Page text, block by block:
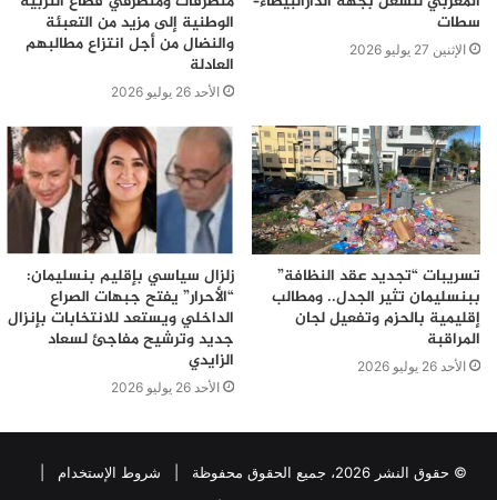
سطات
الإثنين 27 يوليو 2026
الوطنية إلى مزيد من التعبئة
والنضال من أجل انتزاع مطالبهم
العادلة
الأحد 26 يوليو 2026
تسريبات “تجديد عقد النظافة”
ببنسليمان تثير الجدل.. ومطالب
إقليمية بالحزم وتفعيل لجان
المراقبة
الأحد 26 يوليو 2026
زلزال سياسي بإقليم بنسليمان:
“الأحرار” يفتح جبهات الصراع
الداخلي ويستعد للانتخابات بإنزال
جديد وترشيح مفاجئ لسعاد
الزايدي
الأحد 26 يوليو 2026
© حقوق النشر 2026، جميع الحقوق محفوظة | شروط الإستخدام